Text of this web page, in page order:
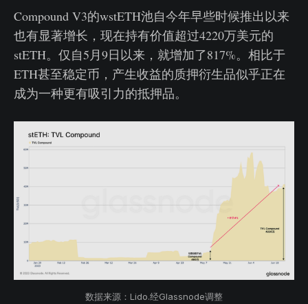
Compound V3的wstETH池自今年早些时候推出以来
也有显著增长，现在持有价值超过4220万美元的
stETH。仅自5月9日以来，就增加了817%。相比于
ETH甚至稳定币，产生收益的质押衍生品似乎正在
成为一种更有吸引力的抵押品。
数据来源：Lido.经Glassnode调整